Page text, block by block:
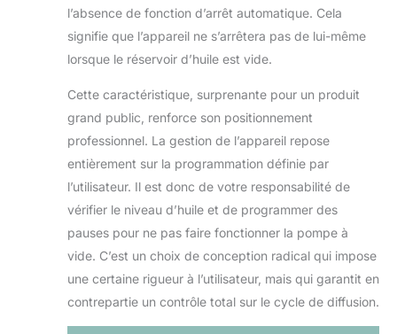
l’absence de fonction d’arrêt automatique. Cela
signifie que l’appareil ne s’arrêtera pas de lui-même
lorsque le réservoir d’huile est vide.
Cette caractéristique, surprenante pour un produit
grand public, renforce son positionnement
professionnel. La gestion de l’appareil repose
entièrement sur la programmation définie par
l’utilisateur. Il est donc de votre responsabilité de
vérifier le niveau d’huile et de programmer des
pauses pour ne pas faire fonctionner la pompe à
vide. C’est un choix de conception radical qui impose
une certaine rigueur à l’utilisateur, mais qui garantit en
contrepartie un contrôle total sur le cycle de diffusion.